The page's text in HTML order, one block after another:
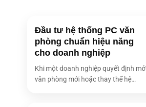
Đầu tư hệ thống PC văn
phòng chuẩn hiệu năng
cho doanh nghiệp
Khi một doanh nghiệp quyết định mở
văn phòng mới hoặc thay thế hệ